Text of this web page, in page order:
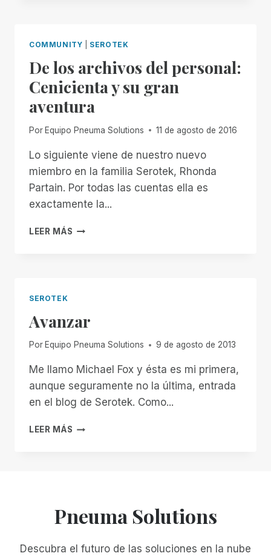
VISIONARIO
AMIGO
ENTRAÑABLE
COMMUNITY SEROTEK
De los archivos del personal:
Cenicienta y su gran
aventura
Por Equipo Pneuma Solutions 11 de agosto de 2016
Lo siguiente viene de nuestro nuevo
miembro en la familia Serotek, Rhonda
Partain. Por todas las cuentas ella es
exactamente la...
LEER MÁS DE
SU
GRAN
AVENTURA
SEROTEK
Avanzar
Por Equipo Pneuma Solutions 9 de agosto de 2013
Me llamo Michael Fox y ésta es mi primera,
aunque seguramente no la última, entrada
en el blog de Serotek. Como...
LEER MÁS AVANZAR
Pneuma Solutions
Descubra el futuro de las soluciones en la nube